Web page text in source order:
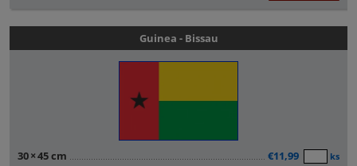
Guinea - Bissau
30×45 cm €11,99 ks